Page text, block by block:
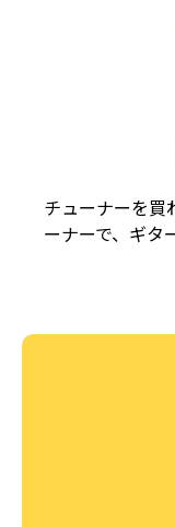
チューナーを買
ーナーで、ギタ